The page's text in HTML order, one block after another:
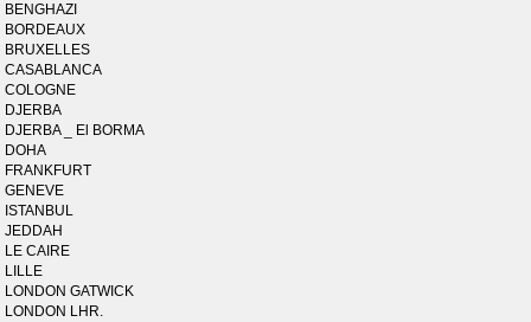
BENGHAZI
BORDEAUX
BRUXELLES
CASABLANCA
COLOGNE
DJERBA
DJERBA _ El BORMA
DOHA
FRANKFURT
GENEVE
ISTANBUL
JEDDAH
LE CAIRE
LILLE
LONDON GATWICK
LONDON LHR.